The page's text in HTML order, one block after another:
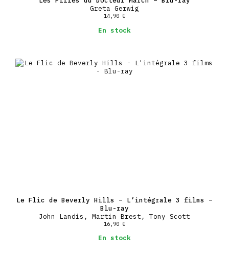
Greta Gerwig
14,90 €
En stock
Le Flic de Beverly Hills – L’intégrale 3 films –
Blu-ray
John Landis, Martin Brest, Tony Scott
16,90 €
En stock